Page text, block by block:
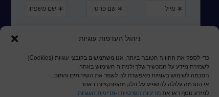
ניהול העדפות עוגיות
כדי לספק את החוויה הטובה ביותר, אנו משתמשים בקובצי עוגיות (Cookies)
לשמירת מידע על המכשיר שלך ולניתוח השימוש באתר.
הסכמה לשימוש בעוגיות מאפשרת לנו לשפר את השירותים והתוכן.
אי הסכמה עלולה להשפיע על חלק מהפונקציות באתר.
למידע נוסף ראו את מדיניות הפרטיות ו-מדיניות העוגיות.